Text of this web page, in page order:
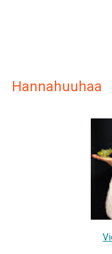
Hannahuuhaa